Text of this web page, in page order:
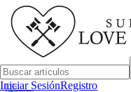
Iniciar SesiónRegistro